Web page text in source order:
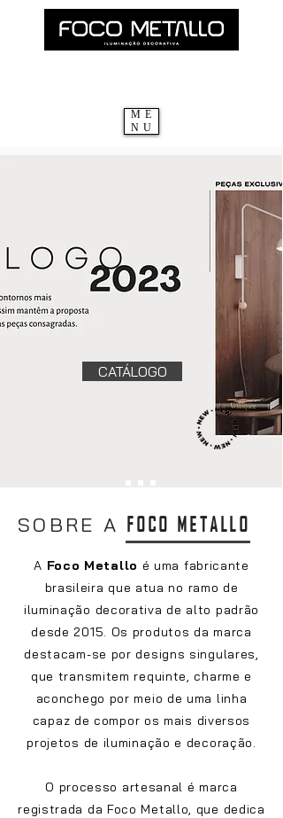
ME
NU
CATÁLOGO
SOBRE A FOCO METALLO
A Foco Metallo é uma fabricante
brasileira que atua no ramo de
iluminação decorativa de alto padrão
desde 2015. Os produtos da marca
destacam-se por designs singulares,
que transmitem requinte, charme e
aconchego por meio de uma linha
capaz de compor os mais diversos
projetos de iluminação e decoração.
O processo artesanal é marca
registrada da Foco Metallo, que dedica